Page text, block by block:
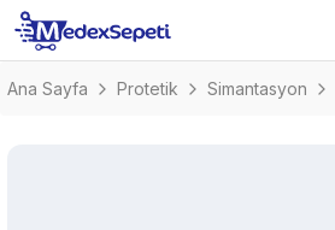
Ana Sayfa Protetik Simantasyon